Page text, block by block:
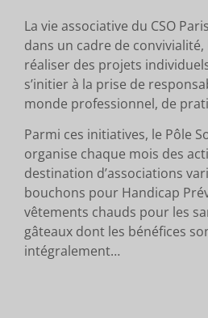
La vie associative du CSO
dans un cadre de
réaliser des projets
s’initier à la prise de
monde professionnel, de
Parmi ces initiatives, le Pôle
organise chaque mois des
destination d’associations
bouchons pour Handicap
vêtements chauds pour les
gâteaux dont les bénéfices
intégralement…